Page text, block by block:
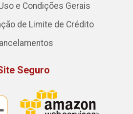
e Condições Gerais
de Limite de Crédito
Seguro